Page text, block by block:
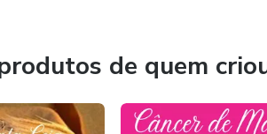
de quem